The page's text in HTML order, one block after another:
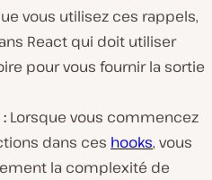
vous utilisez ces rappels,
React qui doit utiliser
pour vous fournir la sortie
Lorsque vous commencez
dans ces hooks, vous
la complexité de